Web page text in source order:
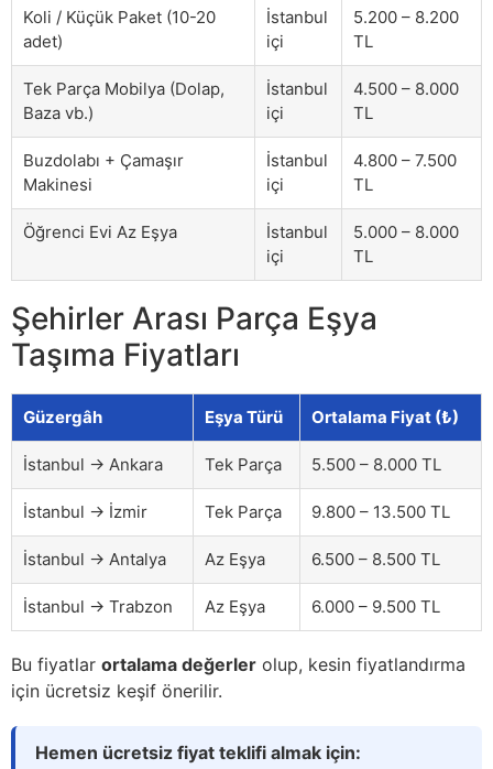
Koli / Küçük Paket (10-20
adet)
İstanbul
içi
5.200 – 8.200
TL
Tek Parça Mobilya (Dolap,
Baza vb.)
İstanbul
içi
4.500 – 8.000
TL
Buzdolabı + Çamaşır
Makinesi
İstanbul
içi
4.800 – 7.500
TL
Öğrenci Evi Az Eşya
İstanbul
içi
5.000 – 8.000
TL
Şehirler Arası Parça Eşya
Taşıma Fiyatları
Güzergâh Eşya Türü Ortalama Fiyat (₺)
İstanbul → Ankara Tek Parça 5.500 – 8.000 TL
İstanbul → İzmir Tek Parça 9.800 – 13.500 TL
İstanbul → Antalya Az Eşya 6.500 – 8.500 TL
İstanbul → Trabzon Az Eşya 6.000 – 9.500 TL
Bu fiyatlar ortalama değerler olup, kesin fiyatlandırma
için ücretsiz keşif önerilir.
Hemen ücretsiz fiyat teklifi almak için: